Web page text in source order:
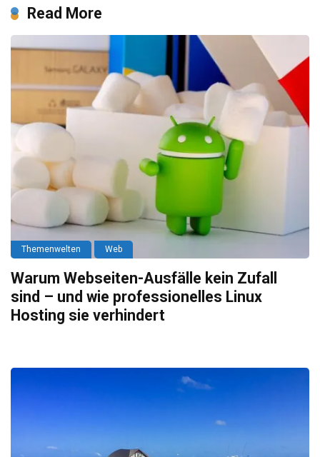
Read More
Themenwelten Web
Warum Webseiten-Ausfälle kein Zufall
sind – und wie professionelles Linux
Hosting sie verhindert